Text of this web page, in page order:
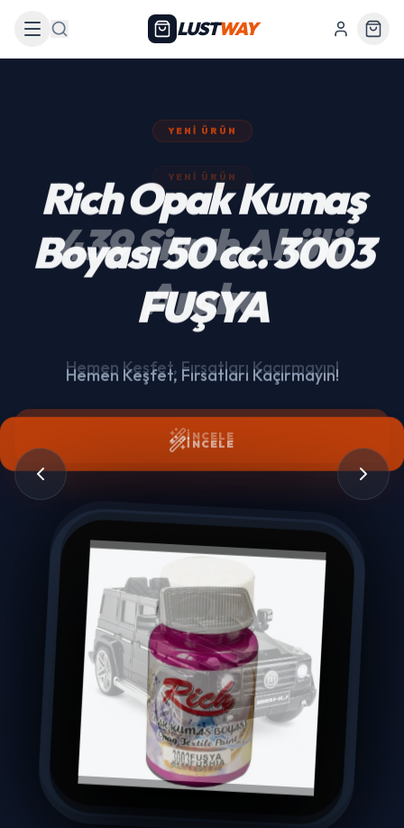
Arama LUSTWAY
439 Siyah Akülü
Araba
İNCELE